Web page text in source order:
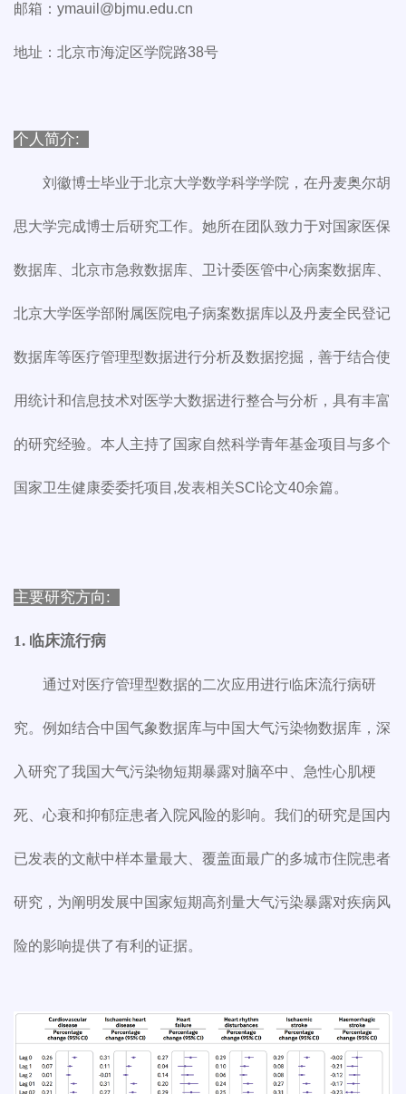
邮箱：ymauil@bjmu.edu.cn
地址：北京市海淀区学院路38号
个人简介:
刘徽博士毕业于北京大学数学科学学院，在丹麦奥尔胡
思大学完成博士后研究工作。她所在团队致力于对国家医保
数据库、北京市急救数据库、卫计委医管中心病案数据库、
北京大学医学部附属医院电子病案数据库以及丹麦全民登记
数据库等医疗管理型数据进行分析及数据挖掘，善于结合使
用统计和信息技术对医学大数据进行整合与分析，具有丰富
的研究经验。本人主持了国家自然科学青年基金项目与多个
国家卫生健康委委托项目,发表相关SCI论文40余篇。
主要研究方向:
1. 临床流行病
通过对医疗管理型数据的二次应用进行临床流行病研
究。例如结合中国气象数据库与中国大气污染物数据库，深
入研究了我国大气污染物短期暴露对脑卒中、急性心肌梗
死、心衰和抑郁症患者入院风险的影响。我们的研究是国内
已发表的文献中样本量最大、覆盖面最广的多城市住院患者
研究，为阐明发展中国家短期高剂量大气污染暴露对疾病风
险的影响提供了有利的证据。